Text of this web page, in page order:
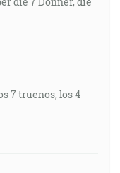
7 truenos, los 4